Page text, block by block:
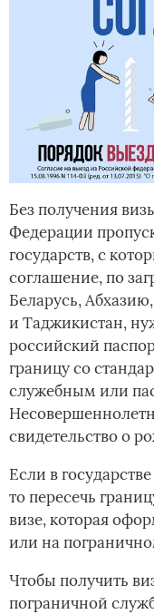
Без получения
Федерации
государств, с
соглашение, по
Беларусь,
и Таджикистан,
российский
границу со
служебным или
свидетельство о
Если в
то пересечь
визе, которая
или на
Чтобы получить
пограничной